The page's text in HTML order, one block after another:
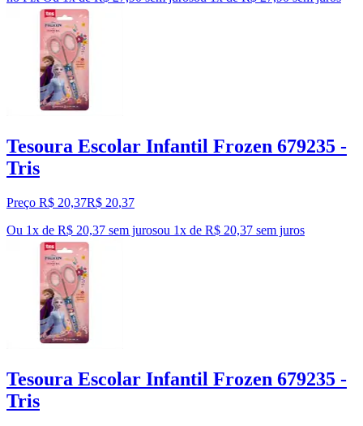
Tesoura Escolar Infantil Frozen 679235 -
Tris
Preço R$ 20,37R$ 20,37
Ou 1x de R$ 20,37 sem jurosou 1x de R$ 20,37 sem juros
Tesoura Escolar Infantil Frozen 679235 -
Tris